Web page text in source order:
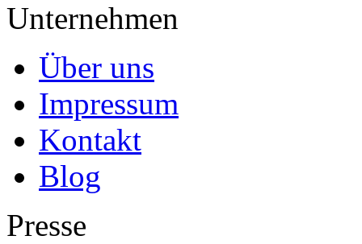
Unternehmen
Über uns
Impressum
Kontakt
Blog
Presse